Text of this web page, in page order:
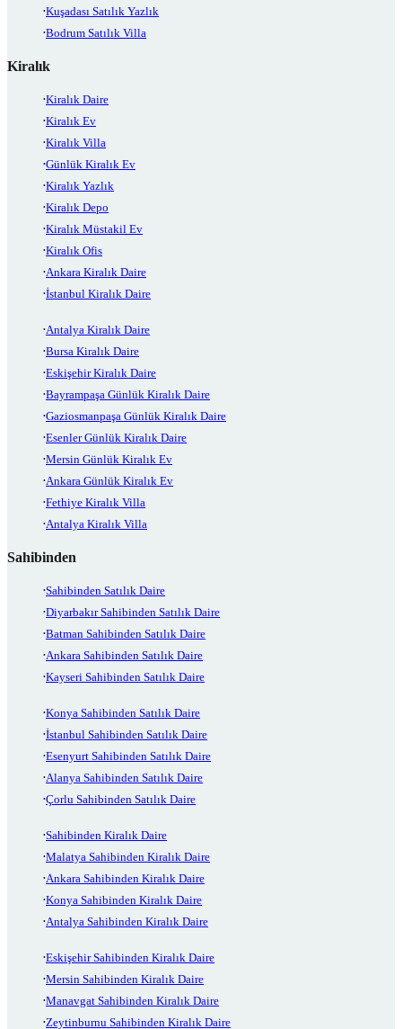
Kuşadası Satılık Yazlık
Bodrum Satılık Villa
Kiralık
Kiralık Daire
Kiralık Ev
Kiralık Villa
Günlük Kiralık Ev
Kiralık Yazlık
Kiralık Depo
Kiralık Müstakil Ev
Kiralık Ofis
Ankara Kiralık Daire
İstanbul Kiralık Daire
Antalya Kiralık Daire
Bursa Kiralık Daire
Eskişehir Kiralık Daire
Bayrampaşa Günlük Kiralık Daire
Gaziosmanpaşa Günlük Kiralık Daire
Esenler Günlük Kiralık Daire
Mersin Günlük Kiralık Ev
Ankara Günlük Kiralık Ev
Fethiye Kiralık Villa
Antalya Kiralık Villa
Sahibinden
Sahibinden Satılık Daire
Diyarbakır Sahibinden Satılık Daire
Batman Sahibinden Satılık Daire
Ankara Sahibinden Satılık Daire
Kayseri Sahibinden Satılık Daire
Konya Sahibinden Satılık Daire
İstanbul Sahibinden Satılık Daire
Esenyurt Sahibinden Satılık Daire
Alanya Sahibinden Satılık Daire
Çorlu Sahibinden Satılık Daire
Sahibinden Kiralık Daire
Malatya Sahibinden Kiralık Daire
Ankara Sahibinden Kiralık Daire
Konya Sahibinden Kiralık Daire
Antalya Sahibinden Kiralık Daire
Eskişehir Sahibinden Kiralık Daire
Mersin Sahibinden Kiralık Daire
Manavgat Sahibinden Kiralık Daire
Zeytinburnu Sahibinden Kiralık Daire